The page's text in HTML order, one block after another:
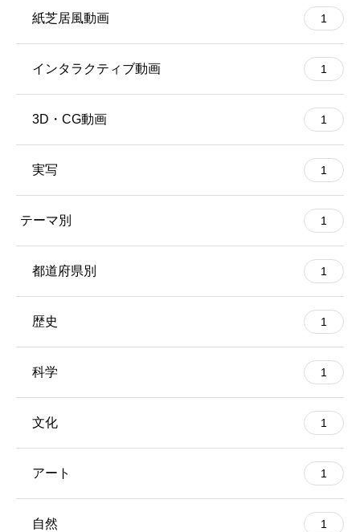
紙芝居風動画 1
インタラクティブ動画 1
3D・CG動画 1
実写 1
テーマ別 1
都道府県別 1
歴史 1
科学 1
文化 1
アート 1
自然 1